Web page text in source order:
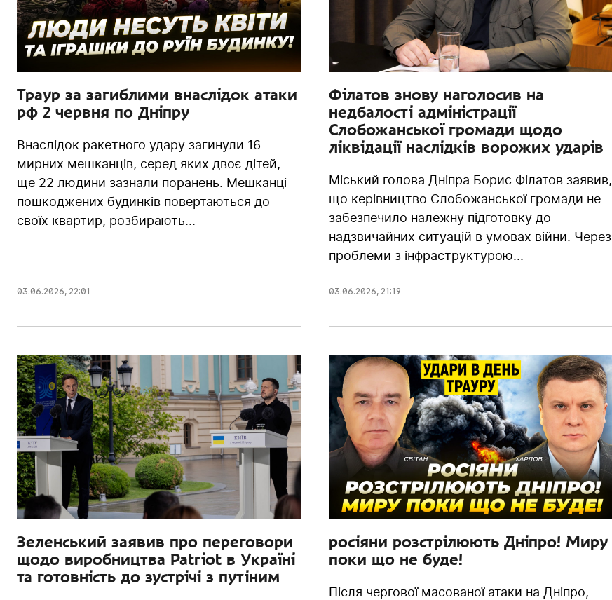
Траур за загиблими внаслідок атаки
рф 2 червня по Дніпру
Внаслідок ракетного удару загинули 16
мирних мешканців, серед яких двоє дітей,
ще 22 людини зазнали поранень. Мешканці
пошкоджених будинків повертаються до
своїх квартир, розбирають...
03.06.2026, 22:01
Філатов знову наголосив на
недбалості адміністрації
Слобожанської громади щодо
ліквідації наслідків ворожих ударів
Міський голова Дніпра Борис Філатов заявив,
що керівництво Слобожанської громади не
забезпечило належну підготовку до
надзвичайних ситуацій в умовах війни. Через
проблеми з інфраструктурою...
03.06.2026, 21:19
Зеленський заявив про переговори
щодо виробництва Patriot в Україні
та готовність до зустрічі з путіним
росіяни розстрілюють Дніпро! Миру
поки що не буде!
Після чергової масованої атаки на Дніпро,